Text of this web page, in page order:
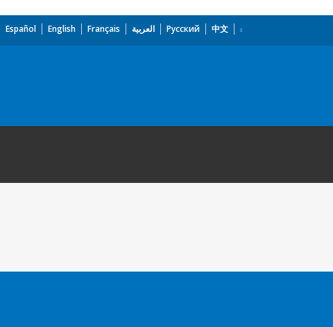
Español English Français العربية Русский 中文